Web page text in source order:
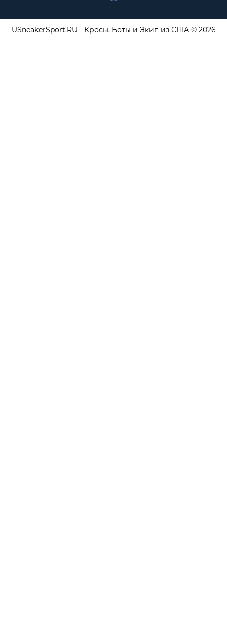
USneakerSport.RU - Кросы, Боты и Экип из США © 2026